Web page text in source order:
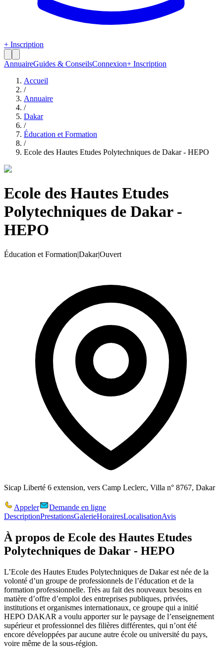
+ Inscription
AnnuaireGuides & ConseilsConnexion+ Inscription
Accueil
/
Annuaire
/
Dakar
/
Éducation et Formation
/
Ecole des Hautes Etudes Polytechniques de Dakar - HEPO
Ecole des Hautes Etudes
Polytechniques de Dakar -
HEPO
Éducation et Formation|Dakar|Ouvert
Sicap Liberté 6 extension, vers Camp Leclerc, Villa n° 8767, Dakar
Appeler
Demande en ligne
DescriptionPrestationsGalerieHorairesLocalisationAvis
À propos de Ecole des Hautes Etudes
Polytechniques de Dakar - HEPO
L’Ecole des Hautes Etudes Polytechniques de Dakar est née de la
volonté d’un groupe de professionnels de l’éducation et de la
formation professionnelle. Très au fait des nouveaux besoins en
matière d’offre d’emploi des entreprises publiques, privées,
institutions et organismes internationaux, ce groupe qui a initié
HEPO DAKAR a voulu apporter sur le paysage de l’enseignement
supérieur et professionnel des filières différentes, qui n’ont été
encore développées par aucune autre école ou université du pays,
voire même de la sous-région.